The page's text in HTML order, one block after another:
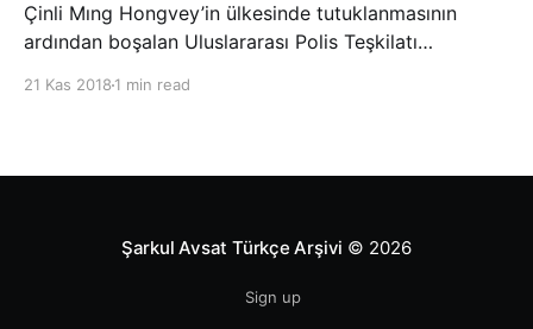
Çinli Mıng Hongvey’in ülkesinde tutuklanmasının
ardından boşalan Uluslararası Polis Teşkilatı
21 Kas 2018 1 min read
Şarkul Avsat Türkçe Arşivi © 2026
Sign up